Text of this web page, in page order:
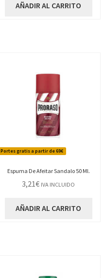
AÑADIR AL CARRITO
Portes gratis a partir de 69€
Espuma De Afeitar Sandalo 50 Ml.
3,21€ IVA INCLUIDO
AÑADIR AL CARRITO